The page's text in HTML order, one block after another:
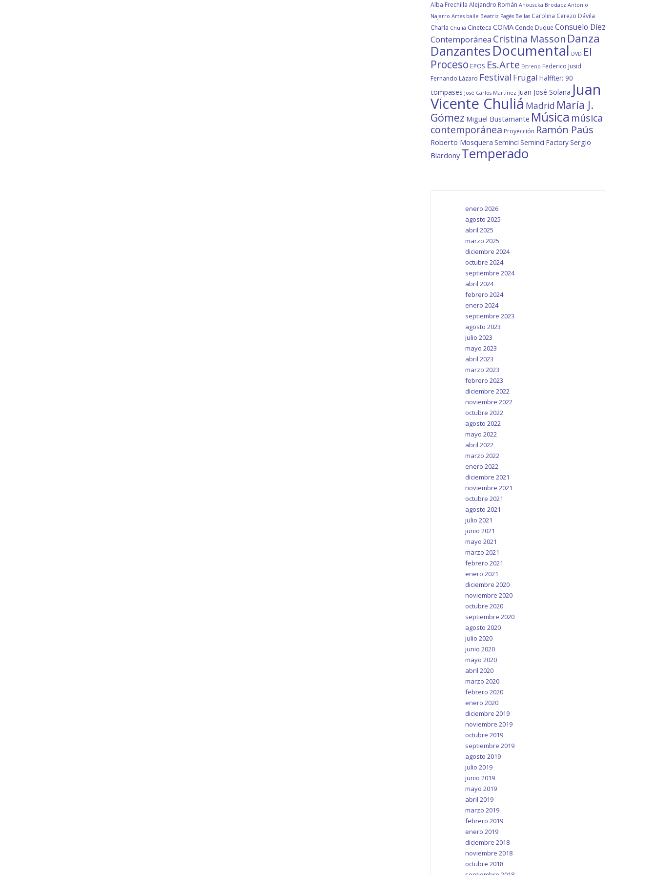
Alba Frechilla Alejandro Román Anouscka Brodacz Antonio
Najarro Artes baile Beatriz Pagès Bellas Carolina Cerezo Dávila
Charla Chuliá Cineteca COMA Conde Duque Consuelo Díez
Contemporánea Cristina Masson Danza
Danzantes Documental DVD El
Proceso EPOS Es.Arte Estreno Federico Jusid
Fernando Lázaro Festival Frugal Halffter: 90
compases José Carlos Martínez Juan José Solana Juan
Vicente Chuliá Madrid María J.
Gómez Miguel Bustamante Música música
contemporánea Proyección Ramón Paús
Roberto Mosquera Seminci Seminci FactorySergio
Blardony Temperado
enero 2026
agosto 2025
abril 2025
marzo 2025
diciembre 2024
octubre 2024
septiembre 2024
abril 2024
febrero 2024
enero 2024
septiembre 2023
agosto 2023
julio 2023
mayo 2023
abril 2023
marzo 2023
febrero 2023
diciembre 2022
noviembre 2022
octubre 2022
agosto 2022
mayo 2022
abril 2022
marzo 2022
enero 2022
diciembre 2021
noviembre 2021
octubre 2021
agosto 2021
julio 2021
junio 2021
mayo 2021
marzo 2021
febrero 2021
enero 2021
diciembre 2020
noviembre 2020
octubre 2020
septiembre 2020
agosto 2020
julio 2020
junio 2020
mayo 2020
abril 2020
marzo 2020
febrero 2020
enero 2020
diciembre 2019
noviembre 2019
octubre 2019
septiembre 2019
agosto 2019
julio 2019
junio 2019
mayo 2019
abril 2019
marzo 2019
febrero 2019
enero 2019
diciembre 2018
noviembre 2018
octubre 2018